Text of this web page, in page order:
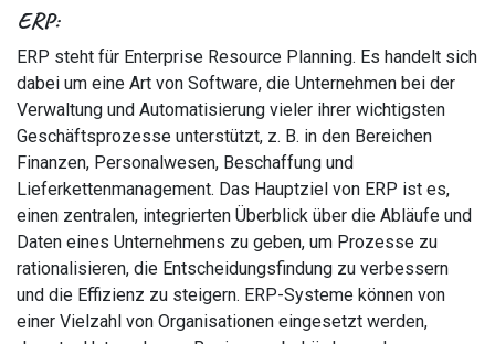
ERP:
ERP steht für Enterprise Resource Planning. Es handelt sich
dabei um eine Art von Software, die Unternehmen bei der
Verwaltung und Automatisierung vieler ihrer wichtigsten
Geschäftsprozesse unterstützt, z. B. in den Bereichen
Finanzen, Personalwesen, Beschaffung und
Lieferkettenmanagement. Das Hauptziel von ERP ist es,
einen zentralen, integrierten Überblick über die Abläufe und
Daten eines Unternehmens zu geben, um Prozesse zu
rationalisieren, die Entscheidungsfindung zu verbessern
und die Effizienz zu steigern. ERP-Systeme können von
einer Vielzahl von Organisationen eingesetzt werden,